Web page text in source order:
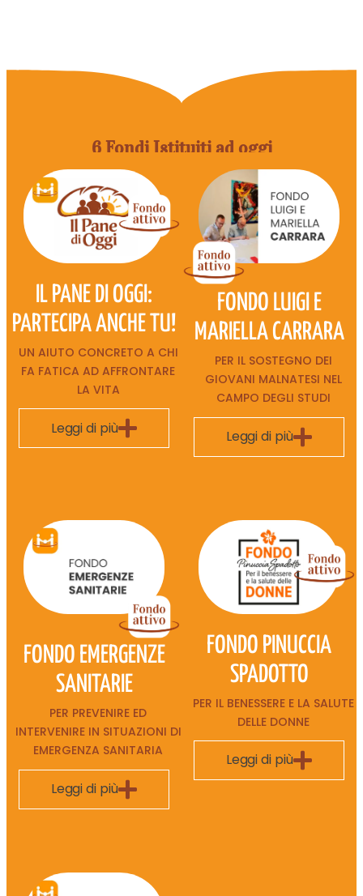
6 Fondi Istituiti ad oggi
IL PANE DI OGGI:
PARTECIPA ANCHE TU!
UN AIUTO CONCRETO A CHI
FA FATICA AD AFFRONTARE
LA VITA
Leggi di più
FONDO LUIGI E
MARIELLA CARRARA
PER IL SOSTEGNO DEI
GIOVANI MALNATESI NEL
CAMPO DEGLI STUDI
Leggi di più
FONDO EMERGENZE
SANITARIE
PER PREVENIRE ED
INTERVENIRE IN SITUAZIONI DI
EMERGENZA SANITARIA
Leggi di più
FONDO PINUCCIA
SPADOTTO
PER IL BENESSERE E LA SALUTE
DELLE DONNE
Leggi di più